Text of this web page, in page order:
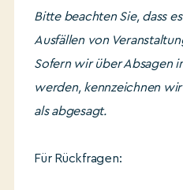
Bitte beachten Sie, dass
Ausfällen von
Sofern wir über Absagen
werden, kennzeichnen
als abgesagt.
Für Rückfragen: